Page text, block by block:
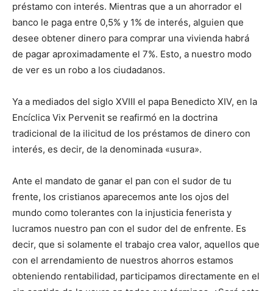
préstamo con interés. Mientras que a un ahorrador el
banco le paga entre 0,5% y 1% de interés, alguien que
desee obtener dinero para comprar una vivienda habrá
de pagar aproximadamente el 7%. Esto, a nuestro modo
de ver es un robo a los ciudadanos.
Ya a mediados del siglo XVIII el papa Benedicto XIV, en la
Encíclica Vix Pervenit se reafirmó en la doctrina
tradicional de la ilicitud de los préstamos de dinero con
interés, es decir, de la denominada «usura».
Ante el mandato de ganar el pan con el sudor de tu
frente, los cristianos aparecemos ante los ojos del
mundo como tolerantes con la injusticia fenerista y
lucramos nuestro pan con el sudor del de enfrente. Es
decir, que si solamente el trabajo crea valor, aquellos que
con el arrendamiento de nuestros ahorros estamos
obteniendo rentabilidad, participamos directamente en el